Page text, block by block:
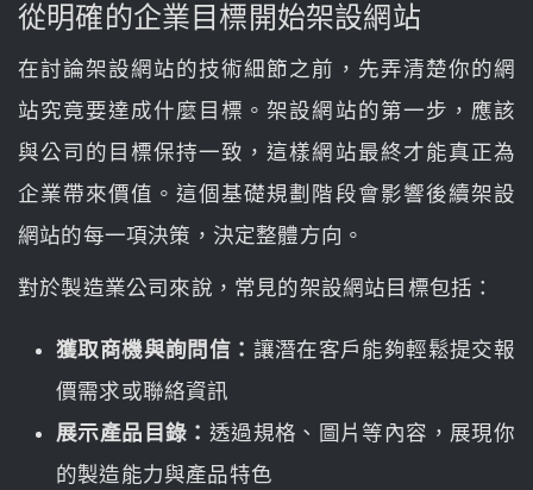
從明確的企業目標開始架設網站
在討論架設網站的技術細節之前，先弄清楚你的網
站究竟要達成什麼目標。架設網站的第一步，應該
與公司的目標保持一致，這樣網站最終才能真正為
企業帶來價值。這個基礎規劃階段會影響後續架設
網站的每一項決策，決定整體方向。
對於製造業公司來說，常見的架設網站目標包括：
獲取商機與詢問信： 讓潛在客戶能夠輕鬆提交報
價需求或聯絡資訊
展示產品目錄： 透過規格、圖片等內容，展現你
的製造能力與產品特色